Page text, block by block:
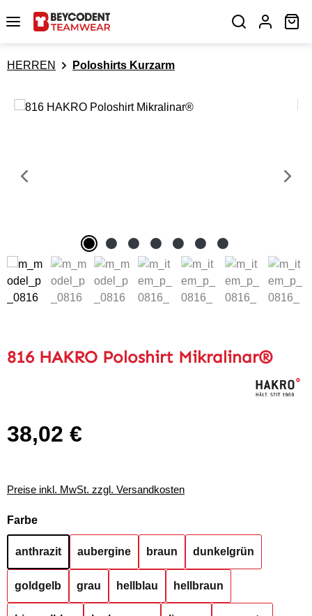
Zum Hauptinhalt springen
HERREN Poloshirts Kurzarm
Bildergalerie überspringen
816 HAKRO Poloshirt Mikralinar®
Regulärer Preis:
38,02 €
Preise inkl. MwSt. zzgl. Versandkosten
Farbeauswählen
anthrazit aubergine braun dunkelgrün
goldgelb grau hellblau hellbraun